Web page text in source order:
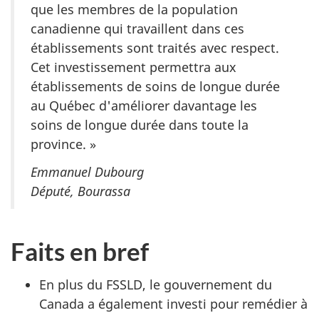
que les membres de la population
canadienne qui travaillent dans ces
établissements sont traités avec respect.
Cet investissement permettra aux
établissements de soins de longue durée
au Québec d'améliorer davantage les
soins de longue durée dans toute la
province. »
Emmanuel Dubourg
Député, Bourassa
Faits en bref
En plus du FSSLD, le gouvernement du
Canada a également investi pour remédier à